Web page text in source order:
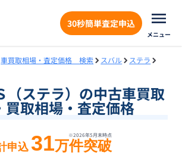
30秒簡単査定申込
メニュー
車買取相場・査定価格 検索 スバル
ステラ
（ステラ）の中古車買取
買取相場・査定価格
※2026年5月末時点
申込 31万件突破